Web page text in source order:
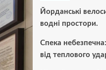
Йорданські
водні простори.
Спека
від теплового